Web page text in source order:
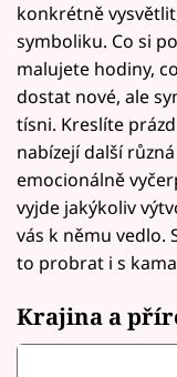
konkrétně
symboliku. Co si
malujete hodiny,
dostat nové, ale
tísni. Kreslíte
nabízejí další
emocionálně
vyjde jakýkoliv
vás k němu vedlo.
to probrat i s
Krajina a